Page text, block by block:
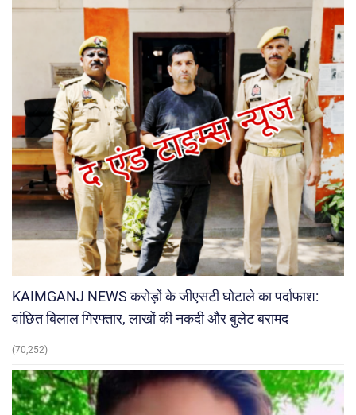
KAIMGANJ NEWS करोड़ों के जीएसटी घोटाले का पर्दाफाश:
वांछित बिलाल गिरफ्तार, लाखों की नकदी और बुलेट बरामद
(70,252)